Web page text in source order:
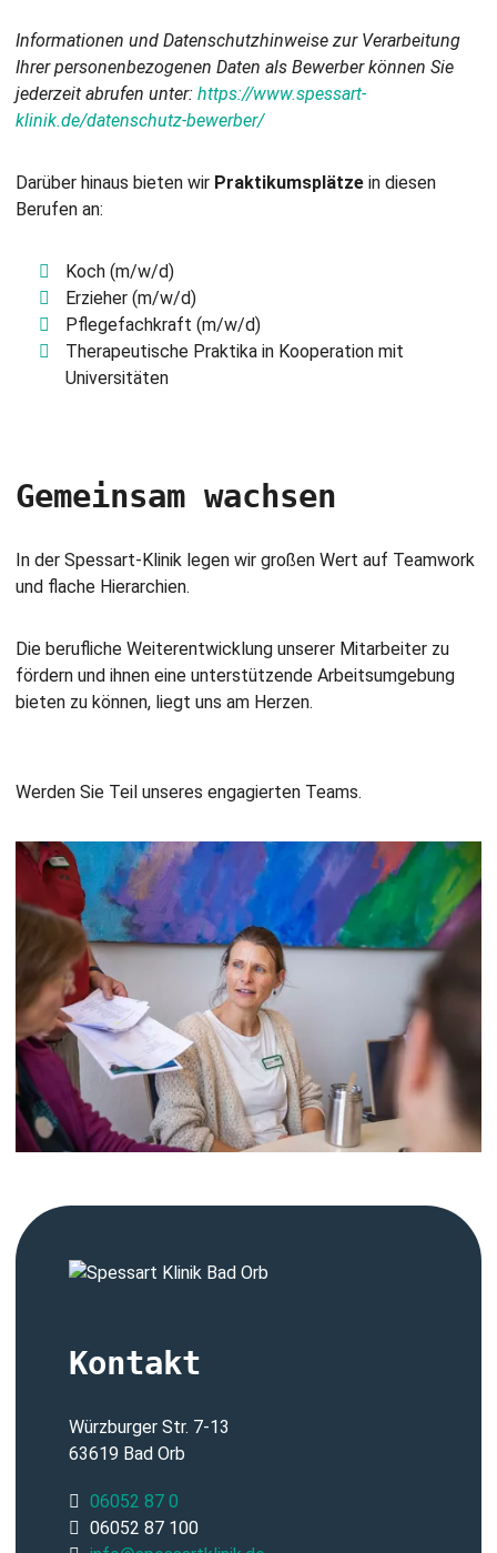
Informationen und Datenschutzhinweise zur Verarbeitung
Ihrer personenbezogenen Daten als Bewerber können Sie
jederzeit abrufen unter: https://www.spessart-
klinik.de/datenschutz-bewerber/
Darüber hinaus bieten wir Praktikumsplätze in diesen
Berufen an:
Koch (m/w/d)
Erzieher (m/w/d)
Pflegefachkraft (m/w/d)
Therapeutische Praktika in Kooperation mit
Universitäten
Gemeinsam wachsen
In der Spessart-Klinik legen wir großen Wert auf Teamwork
und flache Hierarchien.
Die berufliche Weiterentwicklung unserer Mitarbeiter zu
fördern und ihnen eine unterstützende Arbeitsumgebung
bieten zu können, liegt uns am Herzen.
Werden Sie Teil unseres engagierten Teams.
Kontakt
Würzburger Str. 7-13
63619 Bad Orb
06052 87 0
06052 87 100